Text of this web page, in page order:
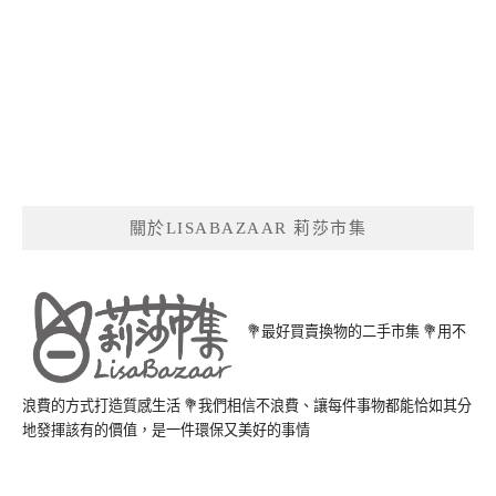
關於LISABAZAAR 莉莎市集
💐最好買賣換物的二手市集 💐用不
浪費的方式打造質感生活 💐我們相信不浪費、讓每件事物都能恰如其分
地發揮該有的價值，是一件環保又美好的事情